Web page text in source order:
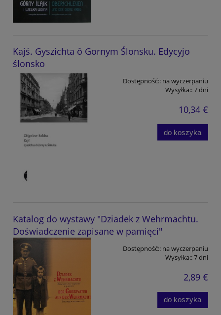
Kajś. Gyszichta ô Gornym Ślonsku. Edycyjo
ślonsko
Dostępność:: na wyczerpaniu
Wysyłka::7 dni
10,34 €
do koszyka
Katalog do wystawy "Dziadek z Wehrmachtu.
Doświadczenie zapisane w pamięci"
Dostępność:: na wyczerpaniu
Wysyłka::7 dni
2,89 €
do koszyka